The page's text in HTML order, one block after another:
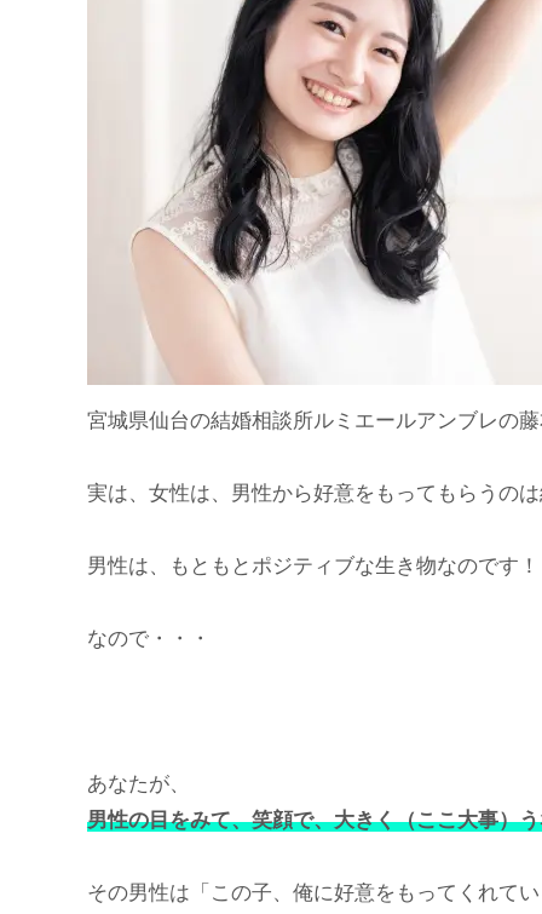
宮城県仙台の結婚相談所ルミエールアンブレの
実は、女性は、男性から好意をもってもらうの
男性は、もともとポジティブな生き物なのです！
なので・・・
あなたが、
男性の目をみて、笑顔で、大きく（ここ大事）
その男性は「この子、俺に好意をもってくれて